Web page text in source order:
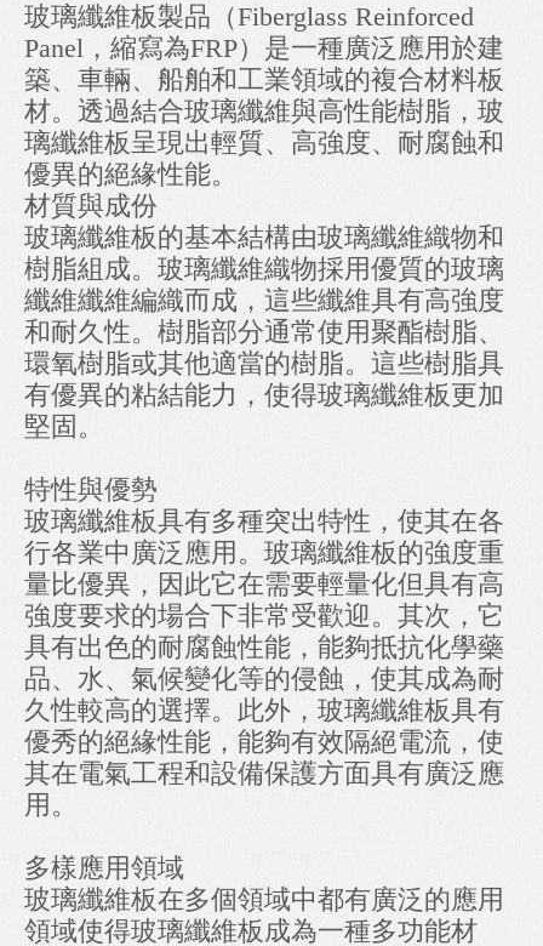
玻璃纖維板製品（Fiberglass Reinforced
Panel，縮寫為FRP）是一種廣泛應用於建
築、車輛、船舶和工業領域的複合材料板
材。透過結合玻璃纖維與高性能樹脂，玻
璃纖維板呈現出輕質、高強度、耐腐蝕和
優異的絕緣性能。
材質與成份
玻璃纖維板的基本結構由玻璃纖維織物和
樹脂組成。玻璃纖維織物採用優質的玻璃
纖維纖維編織而成，這些纖維具有高強度
和耐久性。樹脂部分通常使用聚酯樹脂、
環氧樹脂或其他適當的樹脂。這些樹脂具
有優異的粘結能力，使得玻璃纖維板更加
堅固。
特性與優勢
玻璃纖維板具有多種突出特性，使其在各
行各業中廣泛應用。玻璃纖維板的強度重
量比優異，因此它在需要輕量化但具有高
強度要求的場合下非常受歡迎。其次，它
具有出色的耐腐蝕性能，能夠抵抗化學藥
品、水、氣候變化等的侵蝕，使其成為耐
久性較高的選擇。此外，玻璃纖維板具有
優秀的絕緣性能，能夠有效隔絕電流，使
其在電氣工程和設備保護方面具有廣泛應
用。
多樣應用領域
玻璃纖維板在多個領域中都有廣泛的應用
領域使得玻璃纖維板成為一種多功能材